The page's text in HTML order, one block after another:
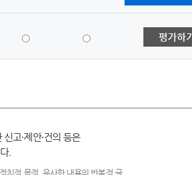
평가하기
고·제안·건의 등은
.
치적 목적, 유사한 내용의 반복적 글,